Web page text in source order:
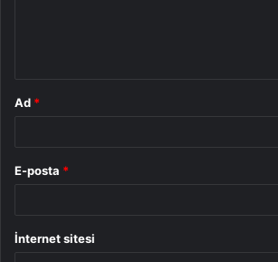
Ad *
E-posta *
İnternet sitesi